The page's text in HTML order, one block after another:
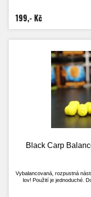
Výdrž ve vodě je přibližně
chladné vodě a při nezájmu
Nástrahu lze použít i
na jednu
Tato nástraha se určitě
chtějí opravdu zachytat a
doposud
- Pracuje
- Pracuje
-
- Široké spektrum příchutí,
199,- Kč
Black Carp
Vybalancovaná, rozpustná
lov! Použití je jednoduché.